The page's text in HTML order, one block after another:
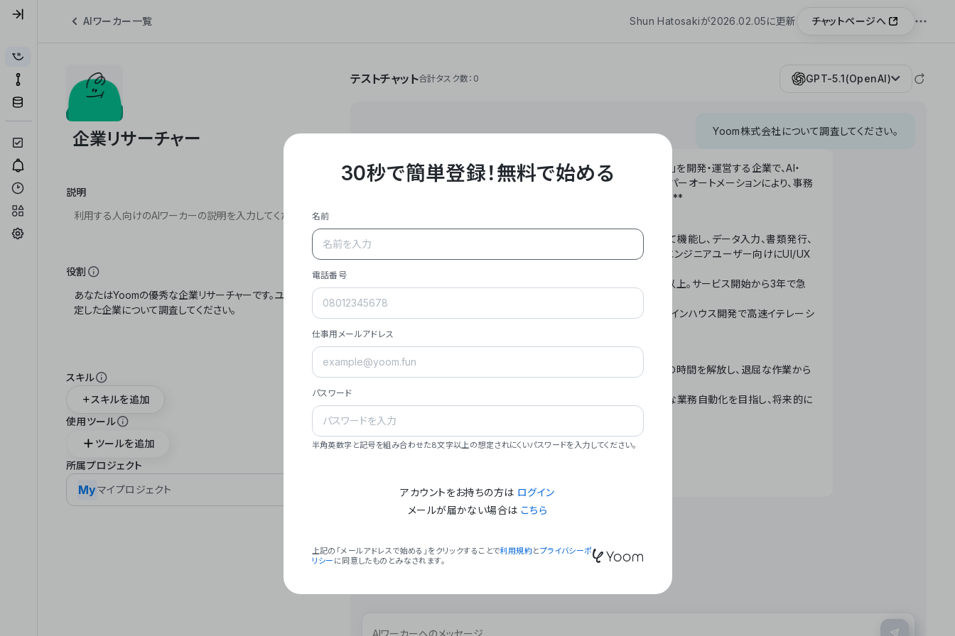
AIワーカー一覧 Shun Hatosakiが2026.02.05に更新 チャットページへ
説明
役割
スキル
スキルを追加
使用ツール
ツールを追加
所属プロジェクト
Myマイプロジェクト
テストチャット合計タスク数：0 GPT-5.1(OpenAI)
Yoom株式会社について調査してください。
**Yoom株式会社は、ビジネスオートメーションSaaS「Yoom」を開発・運営する企業で、AI・
API・RPA・OCRなどの技術をノーコードで組み合わせたハイパーオートメーションにより、事務
作業やデスクワークを自動化するサービスを提供しています。**
- **主力プロダクト「Yoom」**: SaaS連携データベースとして機能し、データ入力、書類発行、
メール対応、請求書処理、日報作成などの業務を自動化。非エンジニアユーザー向けにUI/UX
- **実績**: 国内利用社数20,000社超、直近成長率300%以上。サービス開始から3年で急
- **強み**: すべての自動化技術を1プラットフォームで完結。インハウス開発で高速イテレーシ
- **ミッション**: 「We Make Time」 – テクノロジーで人々の時間を解放し、退屈な作業から
- **ビジョン**: 「Global Business Automation」 – 世界的な業務自動化を目指し、将来的に
### 会社概要
30秒で簡単登録！無料で始める
名前
電話番号
仕事用メールアドレス
パスワード
半角英数字と記号を組み合わせた8文字以上の想定されにくいパスワードを入力してください。
アカウントをお持ちの方は ログイン
メールが届かない場合は こちら
上記の「メールアドレスで始める」をクリックすることで利用規約とプライバシーポ
リシー に同意したものとみなされます。